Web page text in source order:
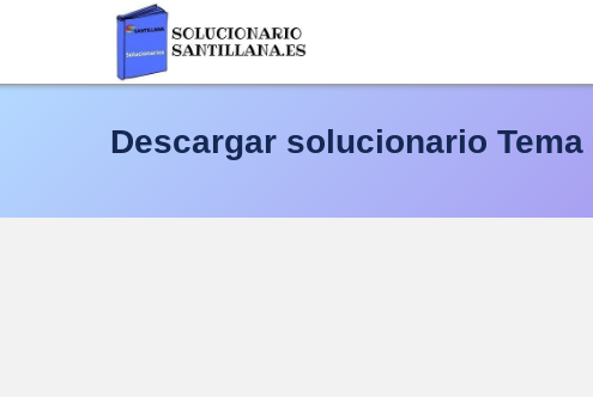
contenido
Descargar solucionario